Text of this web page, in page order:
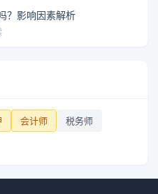
？影响因素解析
会计师
税务师